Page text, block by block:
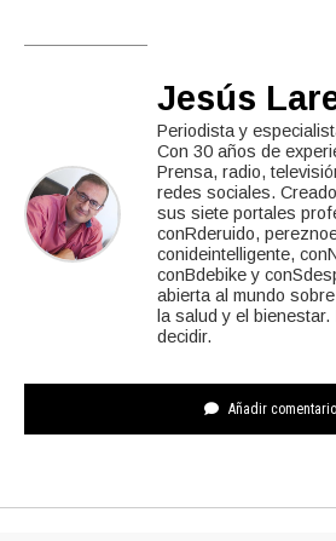
Jesús
Periodista y
Con 30 años de
Prensa, radio,
redes sociales.
sus siete portales
conRderuido,
conideintelligente,
conBdebike y
abierta al mundo
la salud y el
decidir.
Añadir comentario